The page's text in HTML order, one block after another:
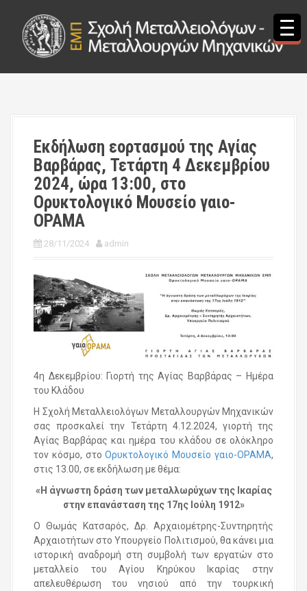
Εκδήλωση εορτασμού της Αγίας
Βαρβάρας, Τετάρτη 4 Δεκεμβρίου
2024, ώρα 13:00, στο
Ορυκτολογικό Μουσείο γαιο-
ΟΡΑΜΑ
28/11/2024 admin
4η Δεκεμβρίου: Γιορτή της Αγίας Βαρβάρας – Ημέρα
του Κλάδου
Η Σχολή Μεταλλειολόγων Μεταλλουργών Μηχανικών
σας προσκαλεί την Τετάρτη 4.12.2024, γιορτή της
Αγίας Βαρβάρας και ημέρα του κλάδου σε ολόκληρο
τον κόσμο, στοΟρυκτολογικό Μουσείο γαιο-ΟΡΑΜΑ,
στις 13.00, σε εκδήλωση με θέμα:
«Η άγνωστη δράση των μεταλλωρύχων της Ικαρίας
στην επανάσταση της 17ης Ιούλη 1912»
Ο Θωμάς Κατσαρός, Δρ. Αρχαιομέτρης-Συντηρητής
Αρχαιοτήτων στο Υπουργείο Πολιτισμού, θα κάνει μια
ιστορική αναδρομή στη συμβολή των εργατών στο
μεταλλείο του Αγίου Κηρύκου Ικαρίας στην
απελευθέρωση του νησιού από την τουρκική